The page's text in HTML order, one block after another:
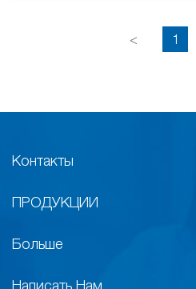
< 1
Контакты
ПРОДУКЦИИ
Больше